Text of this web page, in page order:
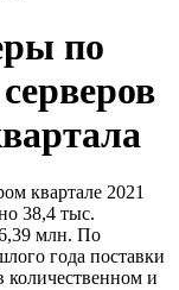
по
квартале 2021
38,4 тыс.
млн. По
года поставки
количественном и